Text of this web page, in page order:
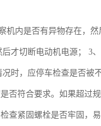
机内是否有异物存在，
才切断电动机电源； 3
时，应停车检查是否被
否符合要求。如果超过
查紧固螺栓是否牢固，